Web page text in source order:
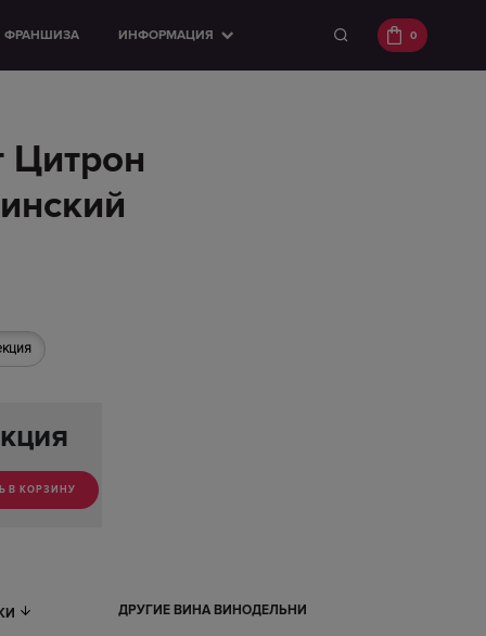
ФРАНШИЗА ИНФОРМАЦИЯ 0
Цитрон
В КОРЗИНУ
ДРУГИЕ ВИНА ВИНОДЕЛЬНИ